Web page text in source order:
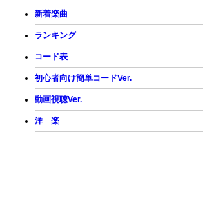
新着楽曲
ランキング
コード表
初心者向け簡単コードVer.
動画視聴Ver.
洋 楽